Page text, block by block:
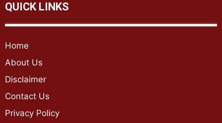
QUICK LINKS
Home
About Us
Disclaimer
Contact Us
Privacy Policy